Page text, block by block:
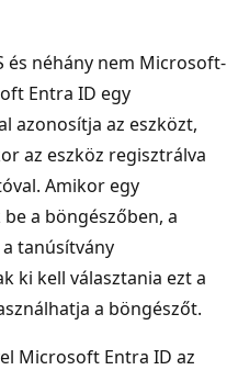
és néhány nem Microsoft-
Entra ID egy
azonosítja az eszközt,
az eszköz regisztrálva
Amikor egy
a böngészőben, a
tanúsítvány
ki kell választania ezt a
a böngészőt.
Microsoft Entra ID az